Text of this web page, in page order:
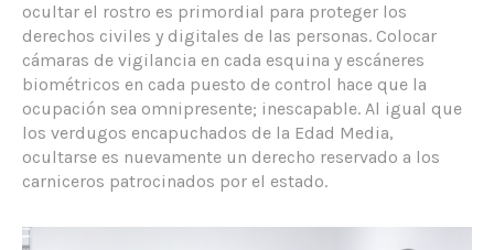
ocultar el rostro es primordial para proteger los
derechos civiles y digitales de las personas. Colocar
cámaras de vigilancia en cada esquina y escáneres
biométricos en cada puesto de control hace que la
ocupación sea omnipresente; inescapable. Al igual que
los verdugos encapuchados de la Edad Media,
ocultarse es nuevamente un derecho reservado a los
carniceros patrocinados por el estado.